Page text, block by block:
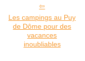
Les campings au Puy
de Dôme pour des
vacances
inoubliables